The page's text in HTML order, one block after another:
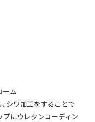
ーム
シワ加工をすることで
プにウレタンコーディン